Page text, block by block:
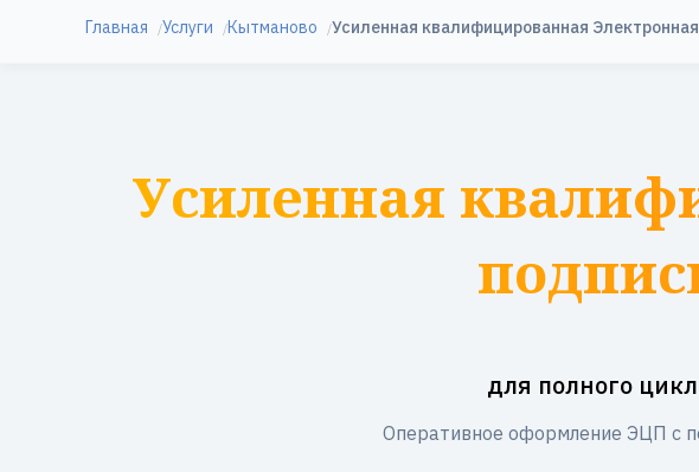
Главная Услуги Кытманово Усиленная квалифицированная
Усиленная
для полного
Оперативное оформление ЭЦП с